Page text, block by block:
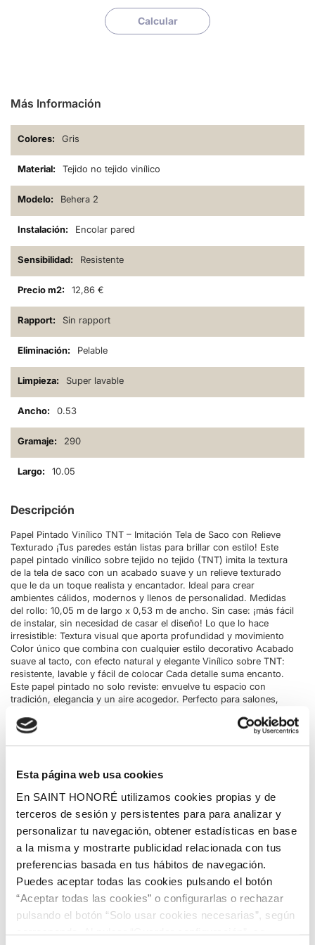
Esta página web usa cookies
En SAINT HONORÉ utilizamos cookies propias y de
terceros de sesión y persistentes para para analizar y
personalizar tu navegación, obtener estadísticas en base
a la misma y mostrarte publicidad relacionada con tus
preferencias basada en tus hábitos de navegación.
Puedes aceptar todas las cookies pulsando el botón
“Aceptar todas las cookies” o configurarlas o rechazar
pulsando el botón “Solo usar cookies necesarias”, según
Calcular
Más Información
Gris
Tejido no tejido vinílico
Behera 2
Encolar pared
Resistente
12,86 €
Sin rapport
Pelable
Super lavable
0.53
290
10.05
Descripción
Papel Pintado Vinílico TNT – Imitación Tela de Saco con Relieve
Texturado ¡Tus paredes están listas para brillar con estilo! Este
papel pintado vinílico sobre tejido no tejido (TNT) imita la textura
de la tela de saco con un acabado suave y un relieve texturado
que le da un toque realista y encantador. Ideal para crear
ambientes cálidos, modernos y llenos de personalidad. Medidas
del rollo: 10,05 m de largo x 0,53 m de ancho. Sin case: ¡más fácil
de instalar, sin necesidad de casar el diseño! Lo que lo hace
irresistible: Textura visual que aporta profundidad y movimiento
Color único que combina con cualquier estilo decorativo Acabado
suave al tacto, con efecto natural y elegante Vinílico sobre TNT:
resistente, lavable y fácil de colocar Cada detalle suma encanto.
Este papel pintado no solo reviste: envuelve tu espacio con
tradición, elegancia y un aire acogedor. Perfecto para salones,
especial. !Haz tu compra ahora! Añádelo al carrito